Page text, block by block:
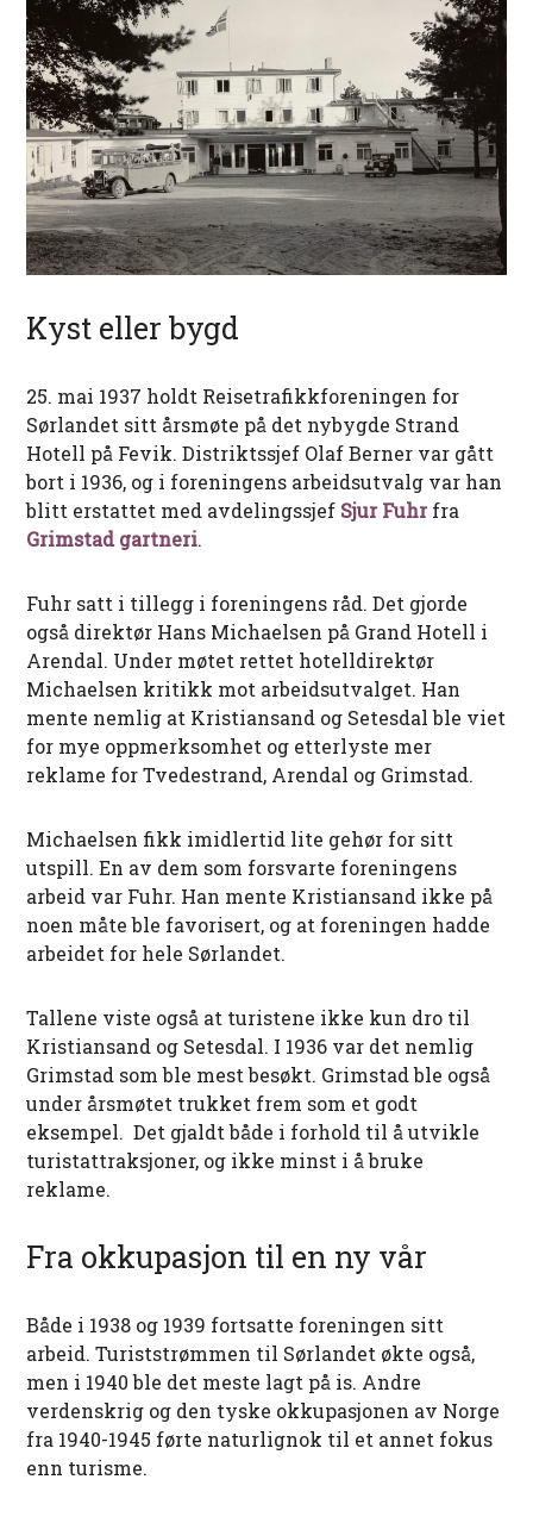
Kyst eller bygd
25. mai 1937 holdt Reisetrafikkforeningen for
Sørlandet sitt årsmøte på det nybygde Strand
Hotell på Fevik. Distriktssjef Olaf Berner var gått
bort i 1936, og i foreningens arbeidsutvalg var han
blitt erstattet med avdelingssjef Sjur Fuhrfra
Grimstad gartneri.
Fuhr satt i tillegg i foreningens råd. Det gjorde
også direktør Hans Michaelsen på Grand Hotell i
Arendal. Under møtet rettet hotelldirektør
Michaelsen kritikk mot arbeidsutvalget. Han
mente nemlig at Kristiansand og Setesdal ble viet
for mye oppmerksomhet og etterlyste mer
reklame for Tvedestrand, Arendal og Grimstad.
Michaelsen fikk imidlertid lite gehør for sitt
utspill. En av dem som forsvarte foreningens
arbeid var Fuhr. Han mente Kristiansand ikke på
noen måte ble favorisert, og at foreningen hadde
arbeidet for hele Sørlandet.
Tallene viste også at turistene ikke kun dro til
Kristiansand og Setesdal. I 1936 var det nemlig
Grimstad som ble mest besøkt. Grimstad ble også
under årsmøtet trukket frem som et godt
eksempel. Det gjaldt både i forhold til å utvikle
turistattraksjoner, og ikke minst i å bruke
reklame.
Fra okkupasjon til en ny vår
Både i 1938 og 1939 fortsatte foreningen sitt
arbeid. Turiststrømmen til Sørlandet økte også,
men i 1940 ble det meste lagt på is. Andre
verdenskrig og den tyske okkupasjonen av Norge
fra 1940-1945 førte naturlignok til et annet fokus
enn turisme.